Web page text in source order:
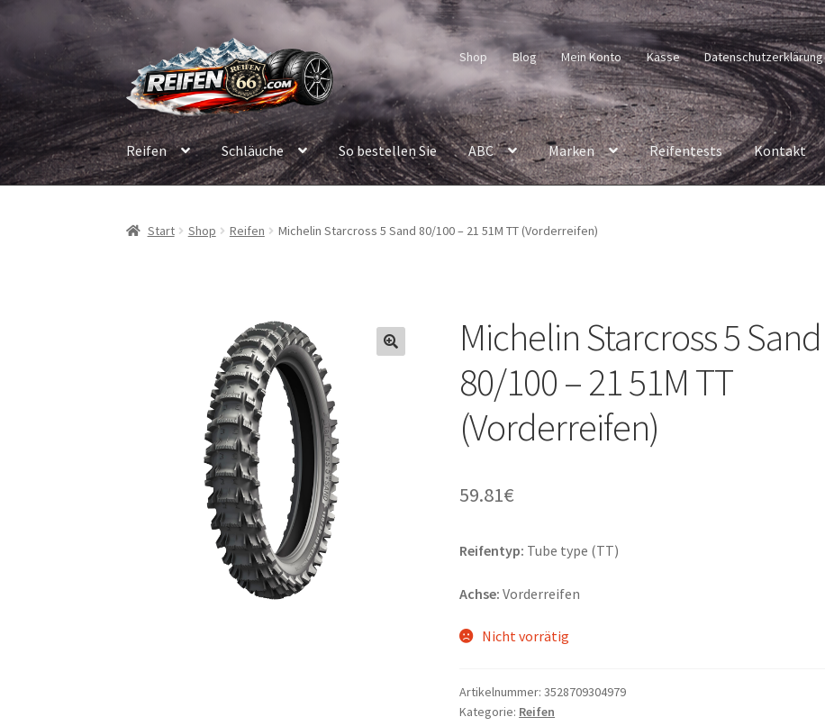
Navigation
springen
Inhalt
springen
Shop Blog Mein Konto Kasse Datenschutzerklärung
Reifen Schläuche So bestellen Sie ABC Marken Reifentests Kontakt
Start Shop Reifen Michelin Starcross 5 Sand 80/100 – 21 51M TT (Vorderreifen)
Michelin Starcross 5 Sand
80/100 – 21 51M TT
(Vorderreifen)
59.81€
Reifentyp: Tube type (TT)
Achse: Vorderreifen
Nicht vorrätig
Artikelnummer:3528709304979
Kategorie: Reifen